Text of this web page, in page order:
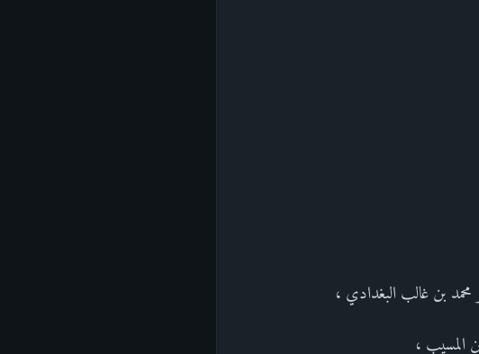
بن غالب البغدادي ،
المسيب ،